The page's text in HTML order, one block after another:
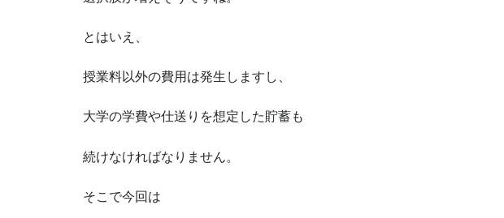
とはいえ、
授業料以外の費用は発生しますし、
大学の学費や仕送りを想定した貯蓄も
続けなければなりません。
そこで今回は